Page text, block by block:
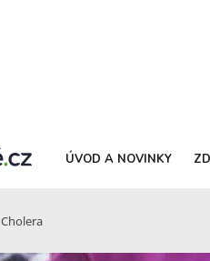
ÚVOD A NOVINKY
Cholera